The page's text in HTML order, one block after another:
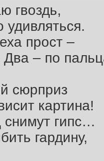
гвоздь,
удивляться.
прост –
Два – по
сюрприз
картина!
гипс…
гардину,